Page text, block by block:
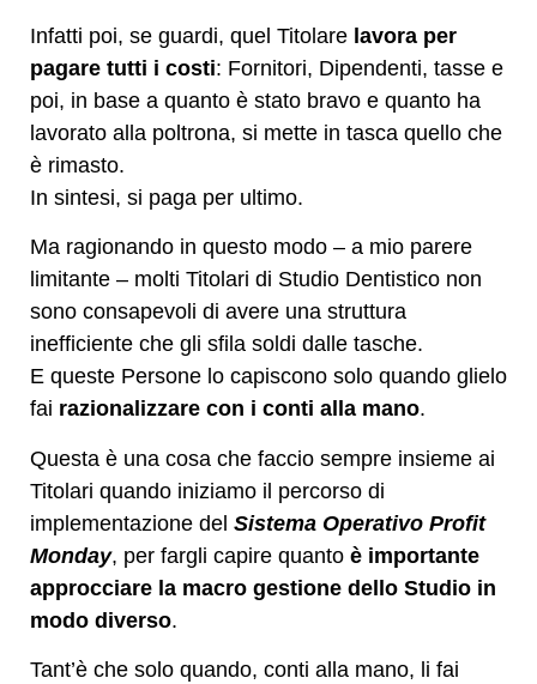
Infatti poi, se guardi, quel Titolare lavora per
pagare tutti i costi: Fornitori, Dipendenti, tasse e
poi, in base a quanto è stato bravo e quanto ha
lavorato alla poltrona, si mette in tasca quello che
è rimasto.
In sintesi, si paga per ultimo.
Ma ragionando in questo modo – a mio parere
limitante – molti Titolari di Studio Dentistico non
sono consapevoli di avere una struttura
inefficiente che gli sfila soldi dalle tasche.
E queste Persone lo capiscono solo quando glielo
fai razionalizzare con i conti alla mano.
Questa è una cosa che faccio sempre insieme ai
Titolari quando iniziamo il percorso di
implementazione del Sistema Operativo Profit
Monday, per fargli capire quanto è importante
approcciare la macro gestione dello Studio in
modo diverso.
Tant’è che solo quando, conti alla mano, li fai